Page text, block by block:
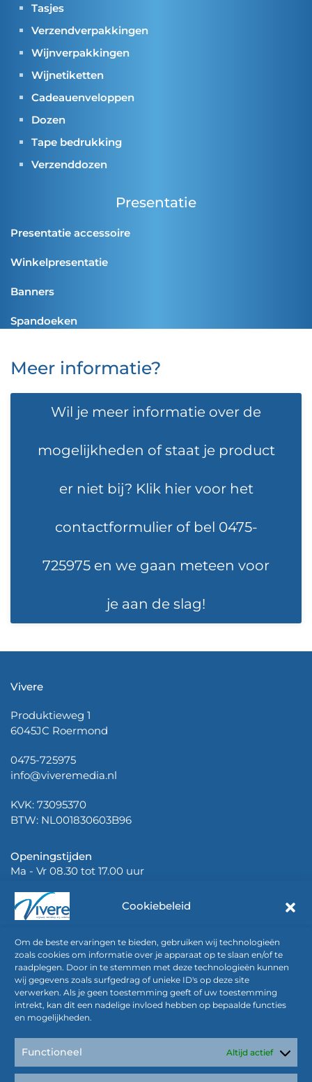
Cookiebeleid
Om de beste ervaringen te bieden, gebruiken wij technologieën
zoals cookies om informatie over je apparaat op te slaan en/of te
raadplegen. Door in te stemmen met deze technologieën kunnen
wij gegevens zoals surfgedrag of unieke ID's op deze site
verwerken. Als je geen toestemming geeft of uw toestemming
intrekt, kan dit een nadelige invloed hebben op bepaalde functies
en mogelijkheden.
Functioneel Altijd actief
Tasjes
Verzendverpakkingen
Wijnverpakkingen
Wijnetiketten
Cadeauenveloppen
Dozen
Tape bedrukking
Verzenddozen
Presentatie
Presentatie accessoire
Winkelpresentatie
Banners
Spandoeken
Meer informatie?
Wil je meer informatie over de
mogelijkheden of staat je product
er niet bij? Klik hier voor het
contactformulier of bel 0475-
725975 en we gaan meteen voor
je aan de slag!
Vivere
Produktieweg 1
6045JC Roermond
0475-725975
info@viveremedia.nl
KVK: 73095370
BTW: NL001830603B96
Openingstijden
Ma - Vr 08.30 tot 17.00 uur
Papierwerk
(*Gedeponeerd bij de KvK
onder nummer 00637528 en -30)
*Algemene voorwaarden (marketing, communicatie en
Privacy Statement